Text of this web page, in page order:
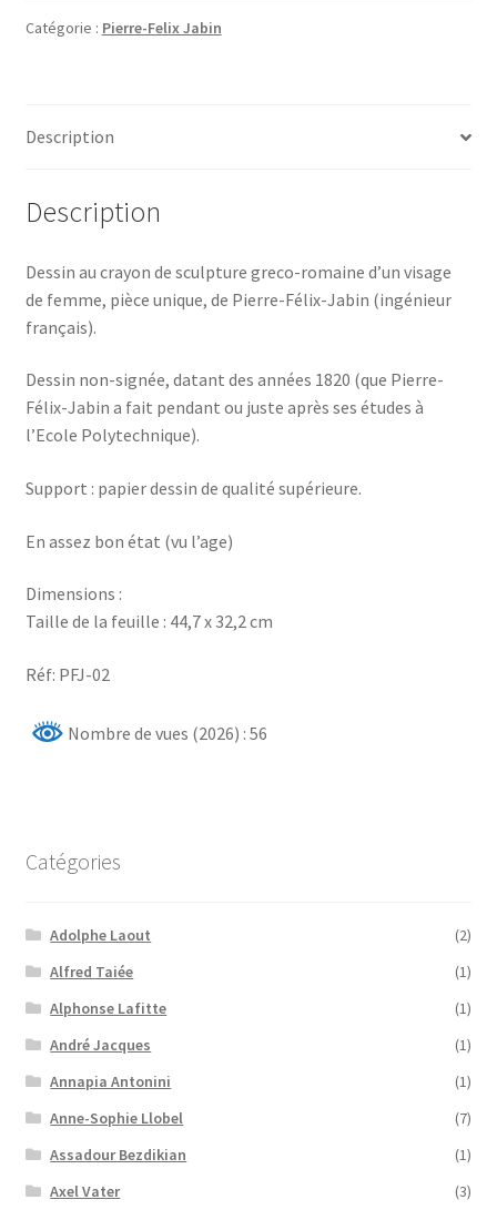
femme
Jabin
Catégorie : Pierre-Felix Jabin
Description
Description
Dessin au crayon de sculpture greco-romaine d’un visage
de femme, pièce unique, de Pierre-Félix-Jabin (ingénieur
français).
Dessin non-signée, datant des années 1820 (que Pierre-
Félix-Jabin a fait pendant ou juste après ses études à
l’Ecole Polytechnique).
Support : papier dessin de qualité supérieure.
En assez bon état (vu l’age)
Dimensions :
Taille de la feuille : 44,7 x 32,2 cm
Réf: PFJ-02
Nombre de vues (2026) : 56
Catégories
Adolphe Laout
(2)
Alfred Taiée
(1)
Alphonse Lafitte
(1)
André Jacques
(1)
Annapia Antonini
(1)
Anne-Sophie Llobel
(7)
Assadour Bezdikian
(1)
Axel Vater
(3)